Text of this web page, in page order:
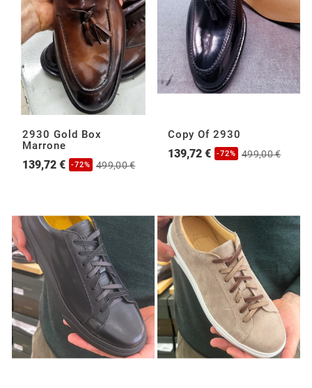
2930 Gold Box
Marrone
139,72 € -72% 499,00 €
Copy Of 2930
139,72 € -72% 499,00 €